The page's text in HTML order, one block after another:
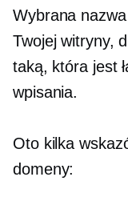
Wybrana
Twojej witryny,
taką, która jest
wpisania.
Oto kilka
domeny: